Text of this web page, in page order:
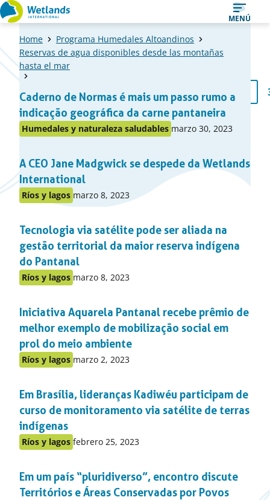
Ir
al
contenido
MENÚ
Home
Programa Humedales Altoandinos
Reservas de agua disponibles desde las montañas
hasta el mar
lista
de
items
Caderno de Normas é mais um passo rumo a
indicação geográfica da carne pantaneira
Publicado
el
apartado
Humedales y naturaleza saludables Publicado
marzo 30, 2023
A CEO Jane Madgwick se despede da Wetlands
International
Publicado
el
apartado
Ríos y lagos Publicado
en:
marzo 8, 2023
Tecnologia via satélite pode ser aliada na
gestão territorial da maior reserva indígena
do Pantanal
Publicado
el
apartado
Ríos y lagos Publicado
marzo 8, 2023
Iniciativa Aquarela Pantanal recebe prêmio de
melhor exemplo de mobilização social em
prol do meio ambiente
Publicado
el
apartado
Ríos y lagos Publicado
marzo 2, 2023
Em Brasília, lideranças Kadiwéu participam de
curso de monitoramento via satélite de terras
indígenas
Publicado
el
apartado
Ríos y lagos Publicado
febrero 25, 2023
Em um país “pluridiverso”, encontro discute
Territórios e Áreas Conservadas por Povos
Página
previa
Página
1